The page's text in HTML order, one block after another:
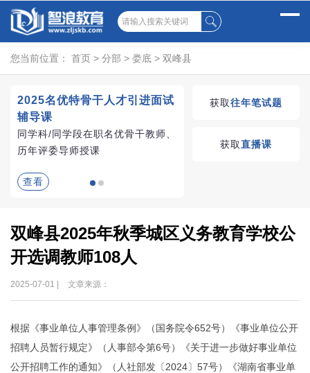
您当前位置： 首页 > 分部 > 娄底 > 双峰县
2025名优特骨干人才引进面试
辅导课
同学科/同学段在职名优骨干教师、
历年评委导师授课
查看
湖南教师招聘考试优
获取往年笔试题
获取直播课
双峰县2025年秋季城区义务教育学校公
开选调教师108人
2025-07-01 | 文章来源：
根据《事业单位人事管理条例》（国务院令652号）《事业单位公开
招聘人员暂行规定》（人事部令第6号）《关于进一步做好事业单位
公开招聘工作的通知》（人社部发〔2024〕57号）《湖南省事业单